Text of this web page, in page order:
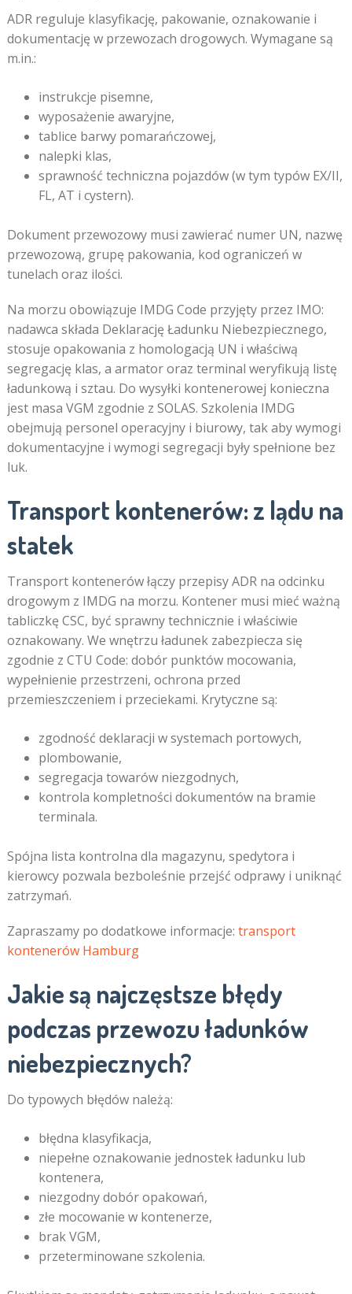
ADR reguluje klasyfikację, pakowanie, oznakowanie i
dokumentację w przewozach drogowych. Wymagane są
m.in.:
instrukcje pisemne,
wyposażenie awaryjne,
tablice barwy pomarańczowej,
nalepki klas,
sprawność techniczna pojazdów (w tym typów EX/II,
FL, AT i cystern).
Dokument przewozowy musi zawierać numer UN, nazwę
przewozową, grupę pakowania, kod ograniczeń w
tunelach oraz ilości.
Na morzu obowiązuje IMDG Code przyjęty przez IMO:
nadawca składa Deklarację Ładunku Niebezpiecznego,
stosuje opakowania z homologacją UN i właściwą
segregację klas, a armator oraz terminal weryfikują listę
ładunkową i sztau. Do wysyłki kontenerowej konieczna
jest masa VGM zgodnie z SOLAS. Szkolenia IMDG
obejmują personel operacyjny i biurowy, tak aby wymogi
dokumentacyjne i wymogi segregacji były spełnione bez
luk.
​Transport kontenerów: z lądu na
statek
Transport kontenerów łączy przepisy ADR na odcinku
drogowym z IMDG na morzu. Kontener musi mieć ważną
tabliczkę CSC, być sprawny technicznie i właściwie
oznakowany. We wnętrzu ładunek zabezpiecza się
zgodnie z CTU Code: dobór punktów mocowania,
wypełnienie przestrzeni, ochrona przed
przemieszczeniem i przeciekami. Krytyczne są:
zgodność deklaracji w systemach portowych,
plombowanie,
segregacja towarów niezgodnych,
kontrola kompletności dokumentów na bramie
terminala.
Spójna lista kontrolna dla magazynu, spedytora i
kierowcy pozwala bezboleśnie przejść odprawy i uniknąć
zatrzymań.
Zapraszamy po dodatkowe informacje: transport
kontenerów Hamburg
​Jakie są najczęstsze błędy
podczas przewozu ładunków
niebezpiecznych?
Do typowych błędów należą:
błędna klasyfikacja,
niepełne oznakowanie jednostek ładunku lub
kontenera,
niezgodny dobór opakowań,
złe mocowanie w kontenerze,
brak VGM,
przeterminowane szkolenia.